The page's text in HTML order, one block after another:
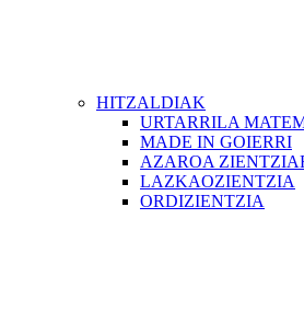
HITZALDIAK
URTARRILA
MADE IN GOIERRI
AZAROA
LAZKAOZIENTZIA
ORDIZIENTZIA